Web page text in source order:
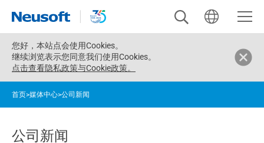
您好， 本站点会使用Cookies。
继续浏览表示您同意我们使用Cookies。
点击查看隐私政策与Cookie政策。
首页>媒体中心>公司新闻
公司新闻